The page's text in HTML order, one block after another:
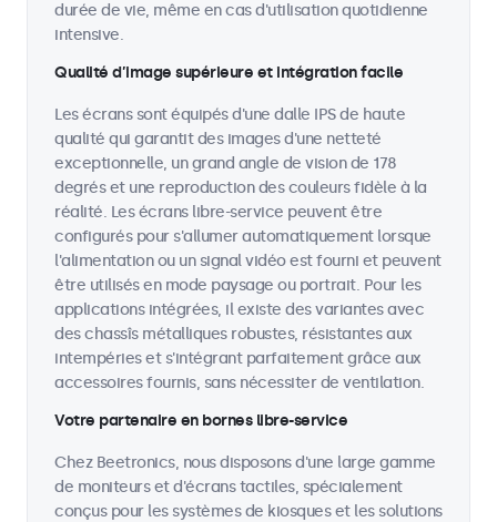
durée de vie, même en cas d'utilisation quotidienne
intensive.
Qualité d’image supérieure et intégration facile
Les écrans sont équipés d'une dalle IPS de haute
qualité qui garantit des images d'une netteté
exceptionnelle, un grand angle de vision de 178
degrés et une reproduction des couleurs fidèle à la
réalité. Les écrans libre-service peuvent être
configurés pour s'allumer automatiquement lorsque
l'alimentation ou un signal vidéo est fourni et peuvent
être utilisés en mode paysage ou portrait. Pour les
applications intégrées, il existe des variantes avec
des chassîs métalliques robustes, résistantes aux
intempéries et s'intégrant parfaitement grâce aux
accessoires fournis, sans nécessiter de ventilation.
Votre partenaire en bornes libre-service
Chez Beetronics, nous disposons d'une large gamme
de moniteurs et d'écrans tactiles, spécialement
conçus pour les systèmes de kiosques et les solutions